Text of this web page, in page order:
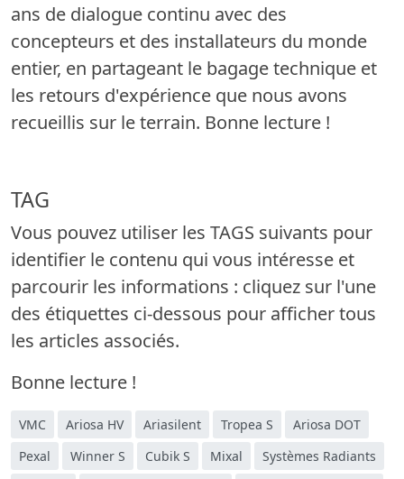
ans de dialogue continu avec des
concepteurs et des installateurs du monde
entier, en partageant le bagage technique et
les retours d'expérience que nous avons
recueillis sur le terrain. Bonne lecture !
TAG
Vous pouvez utiliser les TAGS suivants pour
identifier le contenu qui vous intéresse et
parcourir les informations : cliquez sur l'une
des étiquettes ci-dessous pour afficher tous
les articles associés.
Bonne lecture !
VMC Ariosa HV Ariasilent Tropea S
Ariosa DOT
Pexal
Winner S Cubik S Mixal
Systèmes Radiants